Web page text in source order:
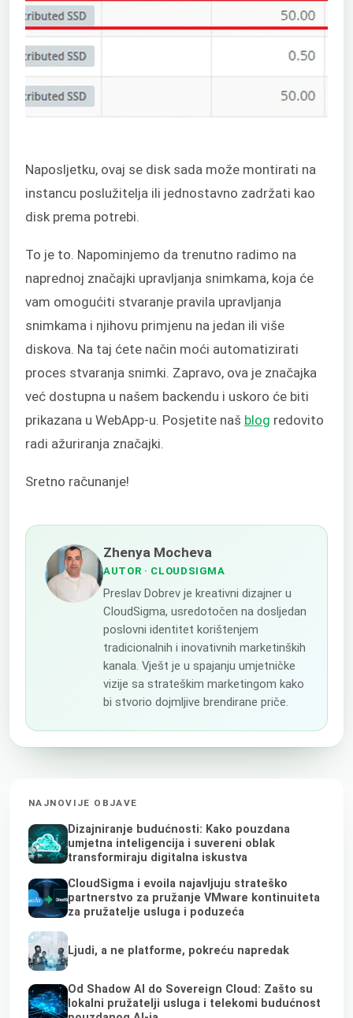
Naposljetku, ovaj se disk sada može montirati na
instancu poslužitelja ili jednostavno zadržati kao
disk prema potrebi.
To je to. Napominjemo da trenutno radimo na
naprednoj značajki upravljanja snimkama, koja će
vam omogućiti stvaranje pravila upravljanja
snimkama i njihovu primjenu na jedan ili više
diskova. Na taj ćete način moći automatizirati
proces stvaranja snimki. Zapravo, ova je značajka
već dostupna u našem backendu i uskoro će biti
prikazana u WebApp-u. Posjetite naš blog redovito
radi ažuriranja značajki.
Sretno računanje!
Zhenya Mocheva
AUTOR · CLOUDSIGMA
Preslav Dobrev je kreativni dizajner u
CloudSigma, usredotočen na dosljedan
poslovni identitet korištenjem
tradicionalnih i inovativnih marketinških
kanala. Vješt je u spajanju umjetničke
vizije sa strateškim marketingom kako
bi stvorio dojmljive brendirane priče.
NAJNOVIJE OBJAVE
Dizajniranje budućnosti: Kako pouzdana
umjetna inteligencija i suvereni oblak
transformiraju digitalna iskustva
CloudSigma i evoila najavljuju strateško
partnerstvo za pružanje VMware kontinuiteta
za pružatelje usluga i poduzeća
Ljudi, a ne platforme, pokreću napredak
Od Shadow AI do Sovereign Cloud: Zašto su
lokalni pružatelji usluga i telekomi budućnost